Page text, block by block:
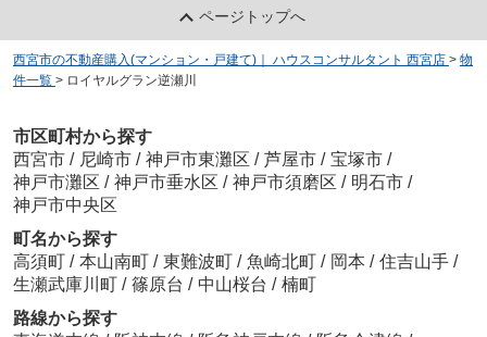
ページトップへ
西宮市の不動産購入(マンション・戸建て)｜ ハウスコンサルタント 西宮店 > 物
件一覧 > ロイヤルグラン逆瀬川
市区町村から探す
西宮市 / 尼崎市 / 神戸市東灘区 / 芦屋市 / 宝塚市 /
神戸市灘区 / 神戸市垂水区 / 神戸市須磨区 / 明石市 /
神戸市中央区
町名から探す
高須町 / 本山南町 / 東難波町 / 魚崎北町 / 岡本 / 住吉山手 /
生瀬武庫川町 / 篠原台 / 中山桜台 / 楠町
路線から探す